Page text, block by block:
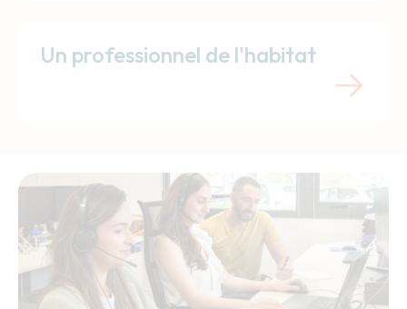
Un professionnel de l'habitat